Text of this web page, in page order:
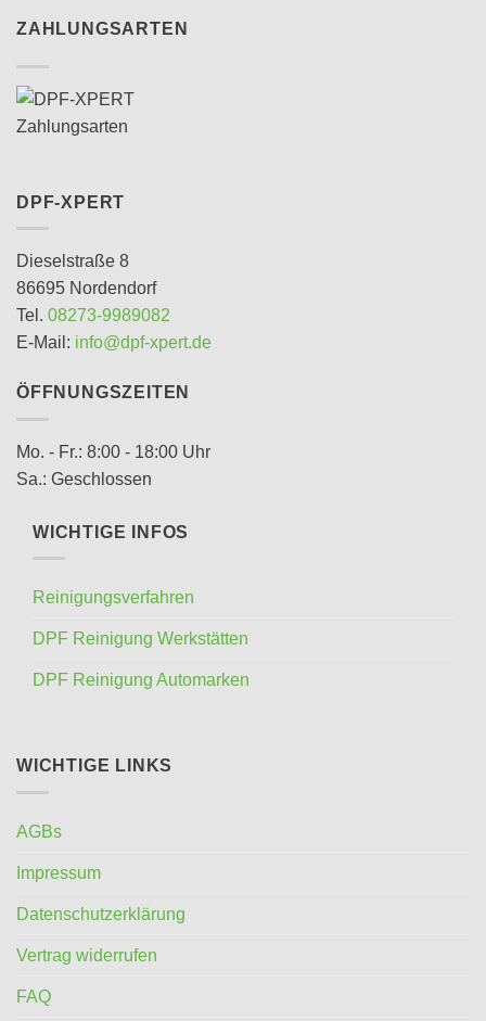
ZAHLUNGSARTEN
DPF-XPERT
Dieselstraße 8
86695 Nordendorf
Tel. 08273-9989082
E-Mail: info@dpf-xpert.de
ÖFFNUNGSZEITEN
Mo. - Fr.: 8:00 - 18:00 Uhr
Sa.: Geschlossen
WICHTIGE INFOS
Reinigungsverfahren
DPF Reinigung Werkstätten
DPF Reinigung Automarken
WICHTIGE LINKS
AGBs
Impressum
Datenschutzerklärung
Vertrag widerrufen
FAQ